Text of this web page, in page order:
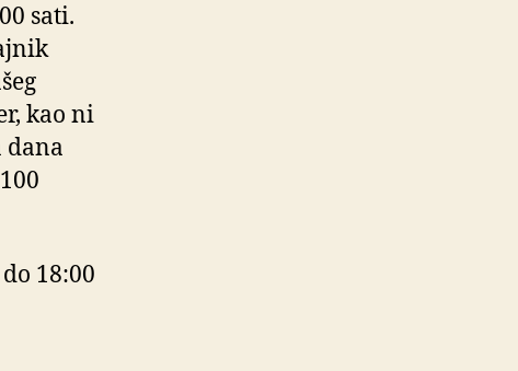
sati.
kao ni
dana
18:00